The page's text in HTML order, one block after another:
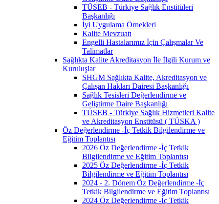
TÜSEB - Türkiye Sağlık Enstitüleri
Başkanlığı
İyi Uygulama Örnekleri
Kalite Mevzuatı
Engelli Hastalarımız İçin Çalışmalar Ve
Talimatlar
Sağlıkta Kalite Akreditasyon İle İlgili Kurum ve
Kuruluşlar
SHGM Sağlıkta Kalite, Akreditasyon ve
Çalışan Hakları Dairesi Başkanlığı
Sağlık Tesisleri Değerlendirme ve
Geliştirme Daire Başkanlığı
TÜSEB - Türkiye Sağlık Hizmetleri Kalite
ve Akreditasyon Enstitüsü ( TÜSKA )
Öz Değerlendirme -İç Tetkik Bilgilendirme ve
Eğitim Toplantısı
2026 Öz Değerlendirme -İç Tetkik
Bilgilendirme ve Eğitim Toplantısı
2025 Öz Değerlendirme -İç Tetkik
Bilgilendirme ve Eğitim Toplantısı
2024 - 2. Dönem Öz Değerlendirme -İç
Tetkik Bilgilendirme ve Eğitim Toplantısı
2024 Öz Değerlendirme -İç Tetkik